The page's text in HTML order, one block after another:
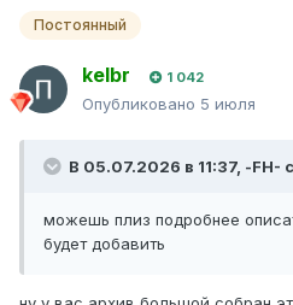
Постоянный
kelbr 1 042
Опубликовано 5 июля
В 05.07.2026 в 11:37, -FH-
можешь плиз подробнее
будет добавить